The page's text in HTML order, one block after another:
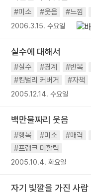
#미소 #웃음 #느낌
2006.3.15. 수요일
실수에 대해서
#실수 #경계 #반복
#킴벌리 커버거
#자책
2005.12.14. 수요일
백만불짜리 웃음
#행복 #미소 #매력
#프랭크 미할릭
2005.10.4. 화요일
자기 빛깔을 가진 사람